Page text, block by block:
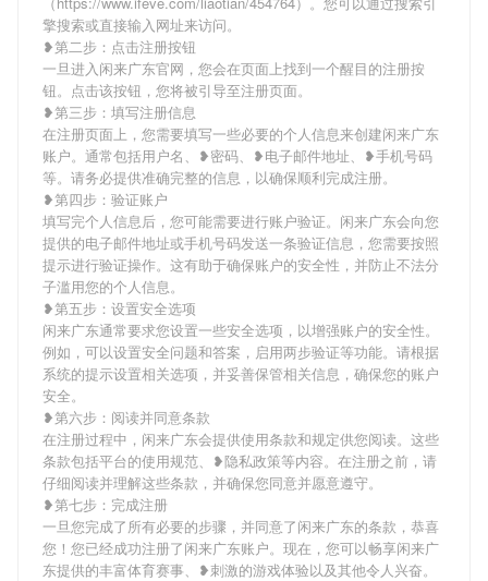
擎搜索或直接输入网址来访问。
❥第二步：点击注册按钮
一旦进入闲来广东官网，您会在页面上找到一个醒目的注册按
钮。点击该按钮，您将被引导至注册页面。
❥第三步：填写注册信息
在注册页面上，您需要填写一些必要的个人信息来创建闲来广东
账户。通常包括用户名、❥密码、❥电子邮件地址、❥手机号码
等。请务必提供准确完整的信息，以确保顺利完成注册。
❥第四步：验证账户
填写完个人信息后，您可能需要进行账户验证。闲来广东会向您
提供的电子邮件地址或手机号码发送一条验证信息，您需要按照
提示进行验证操作。这有助于确保账户的安全性，并防止不法分
子滥用您的个人信息。
❥第五步：设置安全选项
闲来广东通常要求您设置一些安全选项，以增强账户的安全性。
例如，可以设置安全问题和答案，启用两步验证等功能。请根据
系统的提示设置相关选项，并妥善保管相关信息，确保您的账户
安全。
❥第六步：阅读并同意条款
在注册过程中，闲来广东会提供使用条款和规定供您阅读。这些
条款包括平台的使用规范、❥隐私政策等内容。在注册之前，请
仔细阅读并理解这些条款，并确保您同意并愿意遵守。
❥第七步：完成注册
一旦您完成了所有必要的步骤，并同意了闲来广东的条款，恭喜
您！您已经成功注册了闲来广东账户。现在，您可以畅享闲来广
东提供的丰富体育赛事、❥刺激的游戏体验以及其他令人兴奋。